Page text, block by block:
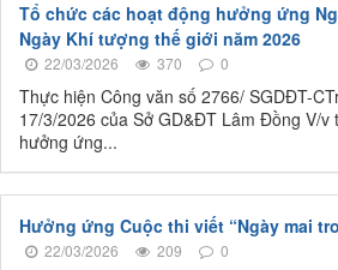
Tổ chức các hoạt động hưởng ứng
Ngày Khí tượng thế giới năm 2026
22/03/2026 370 0
Thực hiện Công văn số 2766/ SGDĐT-
17/3/2026 của Sở GD&ĐT Lâm Đồng V/v
hưởng ứng...
Hưởng ứng Cuộc thi viết “Ngày mai
22/03/2026 209 0